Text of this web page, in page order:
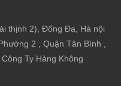
thịnh 2), Đống Đa, Hà nội
2 , Quận Tân Bình ,
Ty Hàng Không